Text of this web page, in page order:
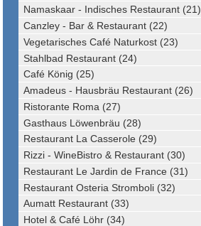
Namaskaar - Indisches Restaurant (21)
Canzley - Bar & Restaurant (22)
Vegetarisches Café Naturkost (23)
Stahlbad Restaurant (24)
Café König (25)
Amadeus - Hausbräu Restaurant (26)
Ristorante Roma (27)
Gasthaus Löwenbräu (28)
Restaurant La Casserole (29)
Rizzi - WineBistro & Restaurant (30)
Restaurant Le Jardin de France (31)
Restaurant Osteria Stromboli (32)
Aumatt Restaurant (33)
Hotel & Café Löhr (34)